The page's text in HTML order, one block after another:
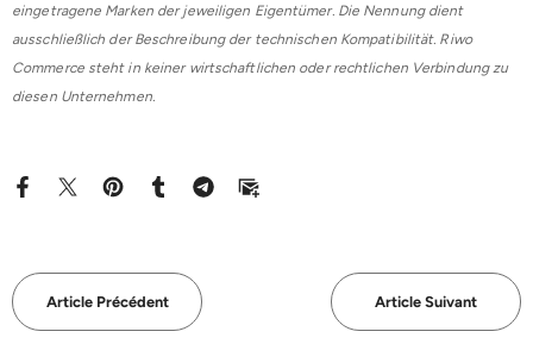
eingetragene Marken der jeweiligen Eigentümer. Die Nennung dient
ausschließlich der Beschreibung der technischen Kompatibilität. Riwo
Commerce steht in keiner wirtschaftlichen oder rechtlichen Verbindung zu
diesen Unternehmen.
Article Précédent Article Suivant